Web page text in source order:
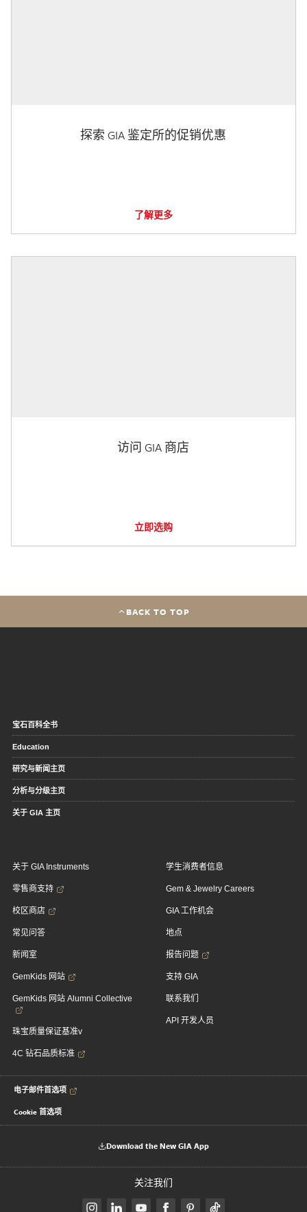
探索 GIA 鉴定所的促销优惠
了解更多
访问 GIA 商店
立即选购
BACK TO TOP
宝石百科全书
Education
研究与新闻主页
分析与分级主页
关于 GIA 主页
关于 GIA Instruments
零售商支持
校区商店
常见问答
新闻室
GemKids 网站
GemKids 网站 Alumni Collective
珠宝质量保证基准v
4C 钻石品质标准
学生消费者信息
Gem & Jewelry Careers
GIA 工作机会
地点
报告问题
支持 GIA
联系我们
API 开发人员
电子邮件首选项
Cookie 首选项
Download the New GIA App
关注我们